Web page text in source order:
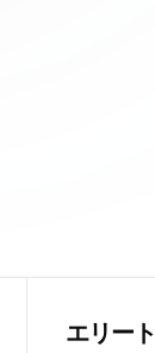
エリート